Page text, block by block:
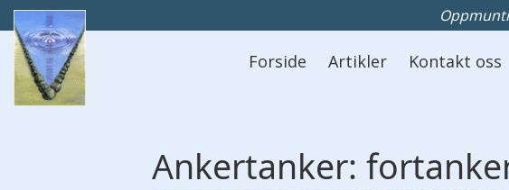
HovedmenyForside Artikler Kontakt oss
Ankertanker: